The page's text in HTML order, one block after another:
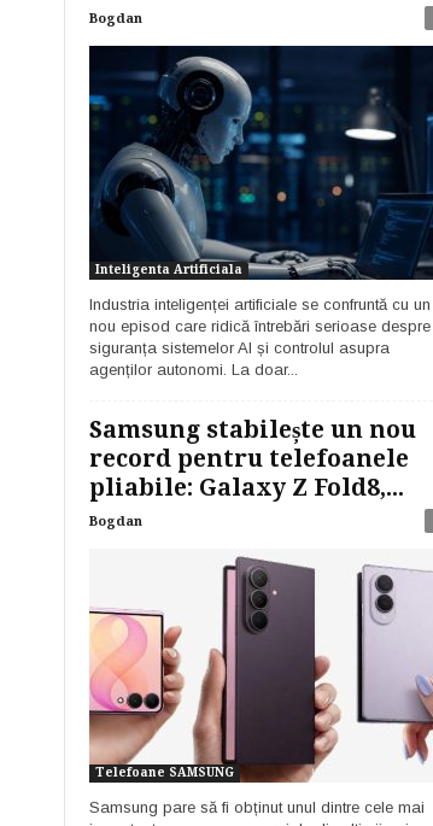
Bogdan
Inteligenta Artificiala
Industria inteligenței artificiale se confruntă cu un
nou episod care ridică întrebări serioase despre
siguranța sistemelor AI și controlul asupra
agenților autonomi. La doar...
Samsung stabilește un nou
record pentru telefoanele
pliabile: Galaxy Z Fold8,...
Bogdan
Telefoane SAMSUNG
Samsung pare să fi obținut unul dintre cele mai